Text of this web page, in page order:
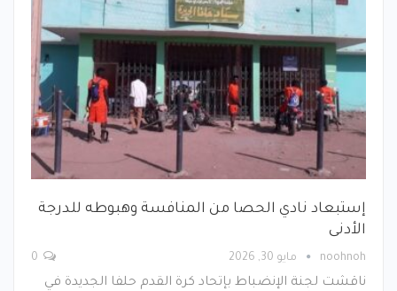
إستبعاد نادي الحصا من المنافسة وهبوطه للدرجة
الأدنى
noohnoh مايو 30, 2026
ناقشت لجنة الإنضباط بإتحاد كرة القدم حلفا الجديدة في